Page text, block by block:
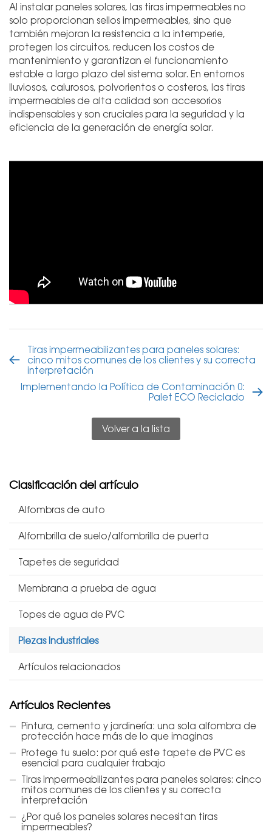
Al instalar paneles solares, las tiras impermeables no
solo proporcionan sellos impermeables, sino que
también mejoran la resistencia a la intemperie,
protegen los circuitos, reducen los costos de
mantenimiento y garantizan el funcionamiento
estable a largo plazo del sistema solar. En entornos
lluviosos, calurosos, polvorientos o costeros, las tiras
impermeables de alta calidad son accesorios
indispensables y son cruciales para la seguridad y la
eficiencia de la generación de energía solar.
Tiras impermeabilizantes para paneles solares:
cinco mitos comunes de los clientes y su correcta
interpretación
Implementando la Política de Contaminación 0:
Palet ECO Reciclado
Volver a la lista
Clasificación del artículo
Alfombras de auto
Alfombrilla de suelo/alfombrilla de puerta
Tapetes de seguridad
Membrana a prueba de agua
Topes de agua de PVC
Piezas Industriales
Artículos relacionados
Artículos Recientes
Pintura, cemento y jardinería: una sola alfombra de
protección hace más de lo que imaginas
Protege tu suelo: por qué este tapete de PVC es
esencial para cualquier trabajo
Tiras impermeabilizantes para paneles solares: cinco
mitos comunes de los clientes y su correcta
interpretación
¿Por qué los paneles solares necesitan tiras
impermeables?